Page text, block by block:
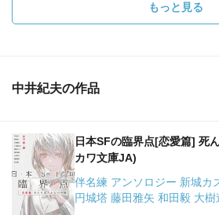
もっと見る
中井紀夫の作品
日本SFの臨界点[恋愛篇] 死
カワ文庫JA)
伴名練 アンソロジー 新城カ
円城塔 藤田雅矢 和田毅 大